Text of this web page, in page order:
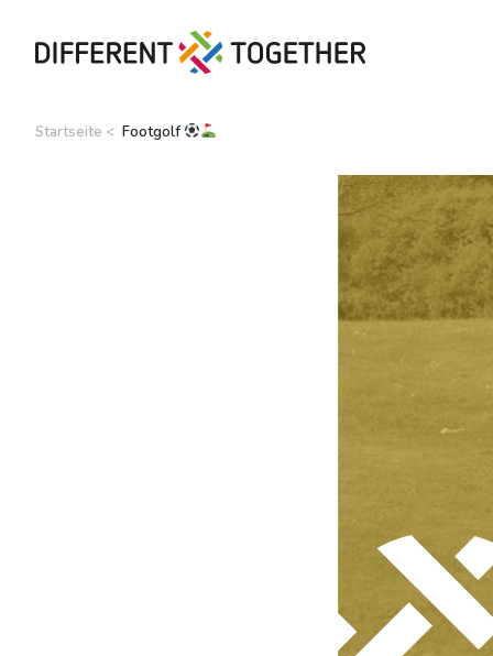
#differenttogether
Stadt Differdingen
Startseite Footgolf